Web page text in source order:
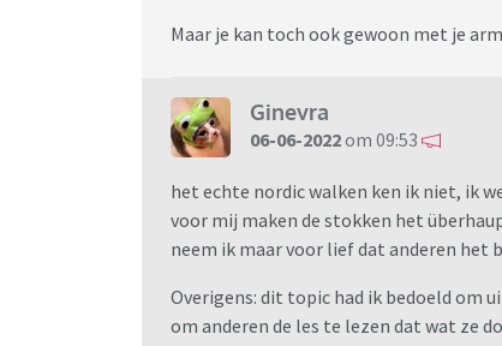
Maar je kan toch ook gewoon met je
Ginevra
06-06-2022om 09:53
het echte nordic walken ken ik niet, ik
voor mij maken de stokken het
neem ik maar voor lief dat anderen het
Overigens: dit topic had ik bedoeld om
om anderen de les te lezen dat wat ze